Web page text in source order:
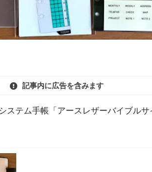
記事内に広告を含みます
ステム手帳「アースレザーバイブルサ